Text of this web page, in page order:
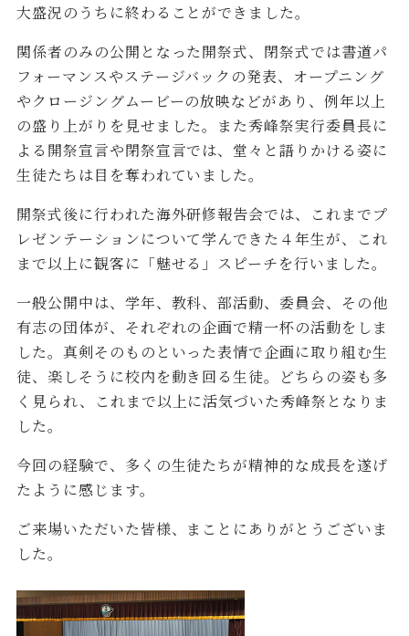
大盛況のうちに終わることができました。
関係者のみの公開となった開祭式、閉祭式では書道パ
フォーマンスやステージバックの発表、オープニング
やクロージングムービーの放映などがあり、例年以上
の盛り上がりを見せました。また秀峰祭実行委員長に
よる開祭宣言や閉祭宣言では、堂々と語りかける姿に
生徒たちは目を奪われていました。
開祭式後に行われた海外研修報告会では、これまでプ
レゼンテーションについて学んできた４年生が、これ
まで以上に観客に「魅せる」スピーチを行いました。
一般公開中は、学年、教科、部活動、委員会、その他
有志の団体が、それぞれの企画で精一杯の活動をしま
した。真剣そのものといった表情で企画に取り組む生
徒、楽しそうに校内を動き回る生徒。どちらの姿も多
く見られ、これまで以上に活気づいた秀峰祭となりま
した。
今回の経験で、多くの生徒たちが精神的な成長を遂げ
たように感じます。
ご来場いただいた皆様、まことにありがとうございま
した。